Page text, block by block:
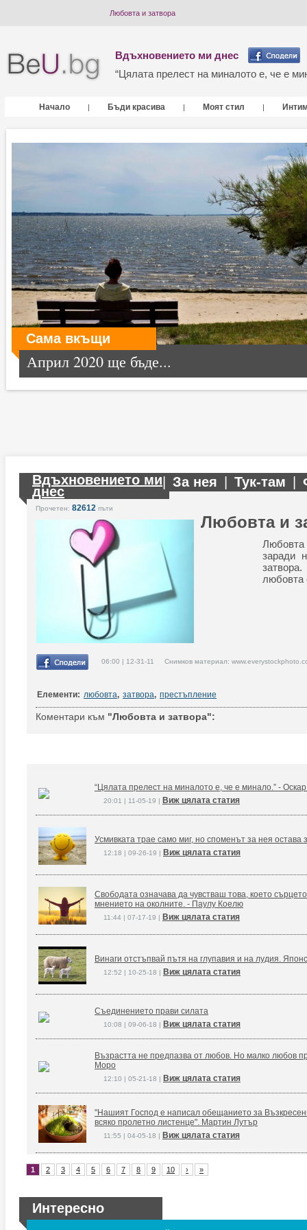
Любовта и затвора
Вдъхновението ми днес
“Цялата прелест на миналото е, че е
Начало | Бъди красива | Моят стил |
Сама вкъщи
Април 2020 ще бъде...
Вдъхновението ми
днес
За нея Тук-там
Прочетен: 82612 пъти
Любовта и
заради
любовта
06:00 | 12-31-11 Снимков материал:
Елементи: любовта, затвора, престъпление
Коментари към "Любовта и затвора":
“Цялата прелест на миналото е, че е минало.” -
20:01 | 11-05-19 | Виж цялата статия
Усмивката трае само миг, но споменът за нея остава
12:18 | 09-26-19 | Виж цялата статия
Свободата означава да чувстваш това, което
мнението на околните. - Паулу Коелю
11:44 | 07-17-19 | Виж цялата статия
Винаги отстъпвай пътя на глупавия и на лудия.
12:52 | 10-25-18 | Виж цялата статия
Съединението прави силата
10:08 | 09-06-18 | Виж цялата статия
Възрастта не предпазва от любов. Но малко любов
Моро
12:10 | 05-21-18 | Виж цялата статия
"Нашият Господ е написал обещанието за
всяко пролетно листенце". Мартин Лутър
11:55 | 04-05-18 | Виж цялата статия
1 2 3 4 5 6 7 8 9 10 › »
Интересно